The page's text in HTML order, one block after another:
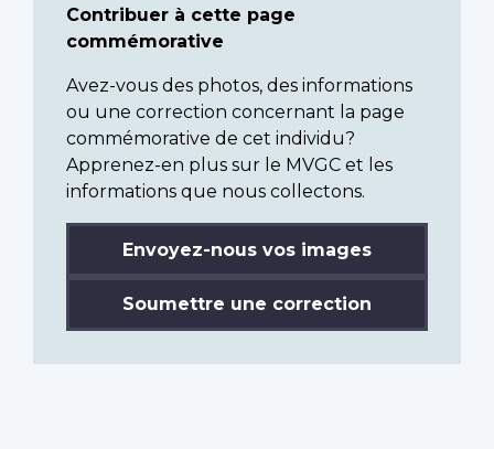
Contribuer à cette page
commémorative
Avez-vous des photos, des informations
ou une correction concernant la page
commémorative de cet individu?
Apprenez-en plus sur le MVGC et les
informations que nous collectons.
Envoyez-nous vos images
Soumettre une correction